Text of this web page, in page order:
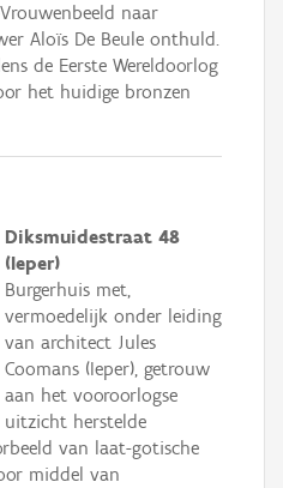
naar
Aloïs De Beule onthuld.
de Eerste Wereldoorlog
het huidige bronzen
Diksmuidestraat 48
(Ieper)
Burgerhuis met,
vermoedelijk onder leiding
van architect Jules
Coomans (Ieper), getrouw
aan het vooroorlogse
uitzicht herstelde
van laat-gotische
middel van